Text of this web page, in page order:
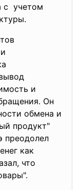
с учетом
и
Он
обмена и
продукт"
преодолел
как
что